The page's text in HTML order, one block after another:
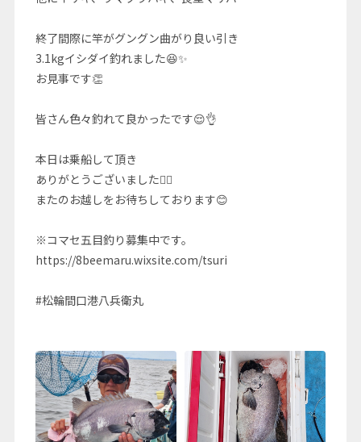
終了間際に竿がグングン曲がり良い引き
3.1kgイシダイ釣れました😆✨
お見事です👏
皆さん色々釣れて良かったです😌👌
本日は乗船して頂き
ありがとうございました🙇‍♂️
またのお越しをお待ちしております😊
※コマセ五目釣り募集中です。
https://8beemaru.wixsite.com/tsuri
#松輪間口港八兵衛丸